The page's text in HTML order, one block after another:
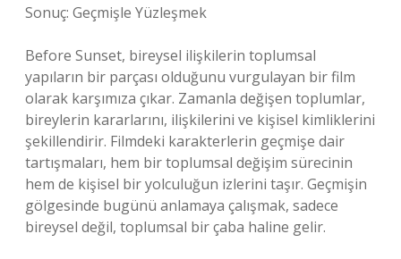
Sonuç: Geçmişle Yüzleşmek
Before Sunset, bireysel ilişkilerin toplumsal
yapıların bir parçası olduğunu vurgulayan bir film
olarak karşımıza çıkar. Zamanla değişen toplumlar,
bireylerin kararlarını, ilişkilerini ve kişisel kimliklerini
şekillendirir. Filmdeki karakterlerin geçmişe dair
tartışmaları, hem bir toplumsal değişim sürecinin
hem de kişisel bir yolculuğun izlerini taşır. Geçmişin
gölgesinde bugünü anlamaya çalışmak, sadece
bireysel değil, toplumsal bir çaba haline gelir.